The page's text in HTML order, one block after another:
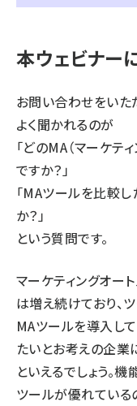
本ウェビナー
お問い合わせをいた
よく聞かれるのが
「どのMA（マーケテ
ですか？」
「MAツールを比較
か？」
という質問です。
マーケティングオー
は増え続けており、
MAツールを導入し
たいとお考えの企業
といえるでしょう。
ツールが優れている